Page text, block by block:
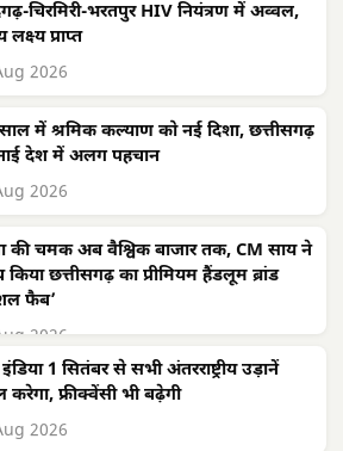
चिरमिरी-भरतपुर HIV नियंत्रण में अव्वल,
लक्ष्य प्राप्त
2026
में श्रमिक कल्याण को नई दिशा, छत्तीसगढ़
देश में अलग पहचान
2026
की चमक अब वैश्विक बाजार तक, CM साय ने
किया छत्तीसगढ़ का प्रीमियम हैंडलूम ब्रांड
फैब’
2026
1 सितंबर से सभी अंतरराष्ट्रीय उड़ानें
करेगा, फ्रीक्वेंसी भी बढ़ेगी
2026